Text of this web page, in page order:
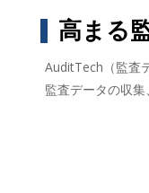
高まる
AuditTech（監査
監査データの収